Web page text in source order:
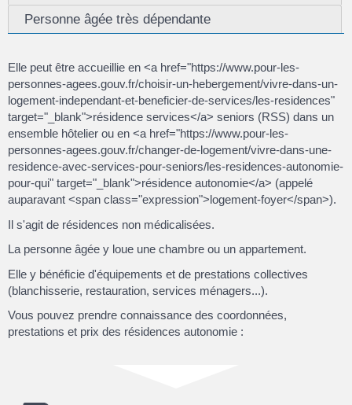
Personne âgée très dépendante
Elle peut être accueillie en <a href="https://www.pour-les-
personnes-agees.gouv.fr/choisir-un-hebergement/vivre-dans-un-
logement-independant-et-beneficier-de-services/les-residences"
target="_blank">résidence services</a> seniors (RSS) dans un
ensemble hôtelier ou en <a href="https://www.pour-les-
personnes-agees.gouv.fr/changer-de-logement/vivre-dans-une-
residence-avec-services-pour-seniors/les-residences-autonomie-
pour-qui" target="_blank">résidence autonomie</a> (appelé
auparavant <span class="expression">logement-foyer</span>).
Il s'agit de résidences non médicalisées.
La personne âgée y loue une chambre ou un appartement.
Elle y bénéficie d'équipements et de prestations collectives
(blanchisserie, restauration, services ménagers...).
Vous pouvez prendre connaissance des coordonnées,
prestations et prix des résidences autonomie :